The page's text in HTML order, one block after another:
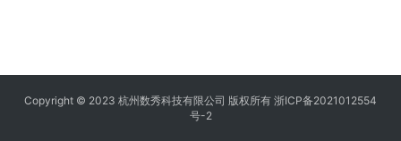
Copyright © 2023 杭州数秀科技有限公司 版权所有 浙ICP备2021012554
号-2